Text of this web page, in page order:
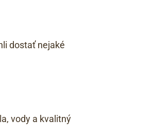
dostať nejaké
vody a kvalitný